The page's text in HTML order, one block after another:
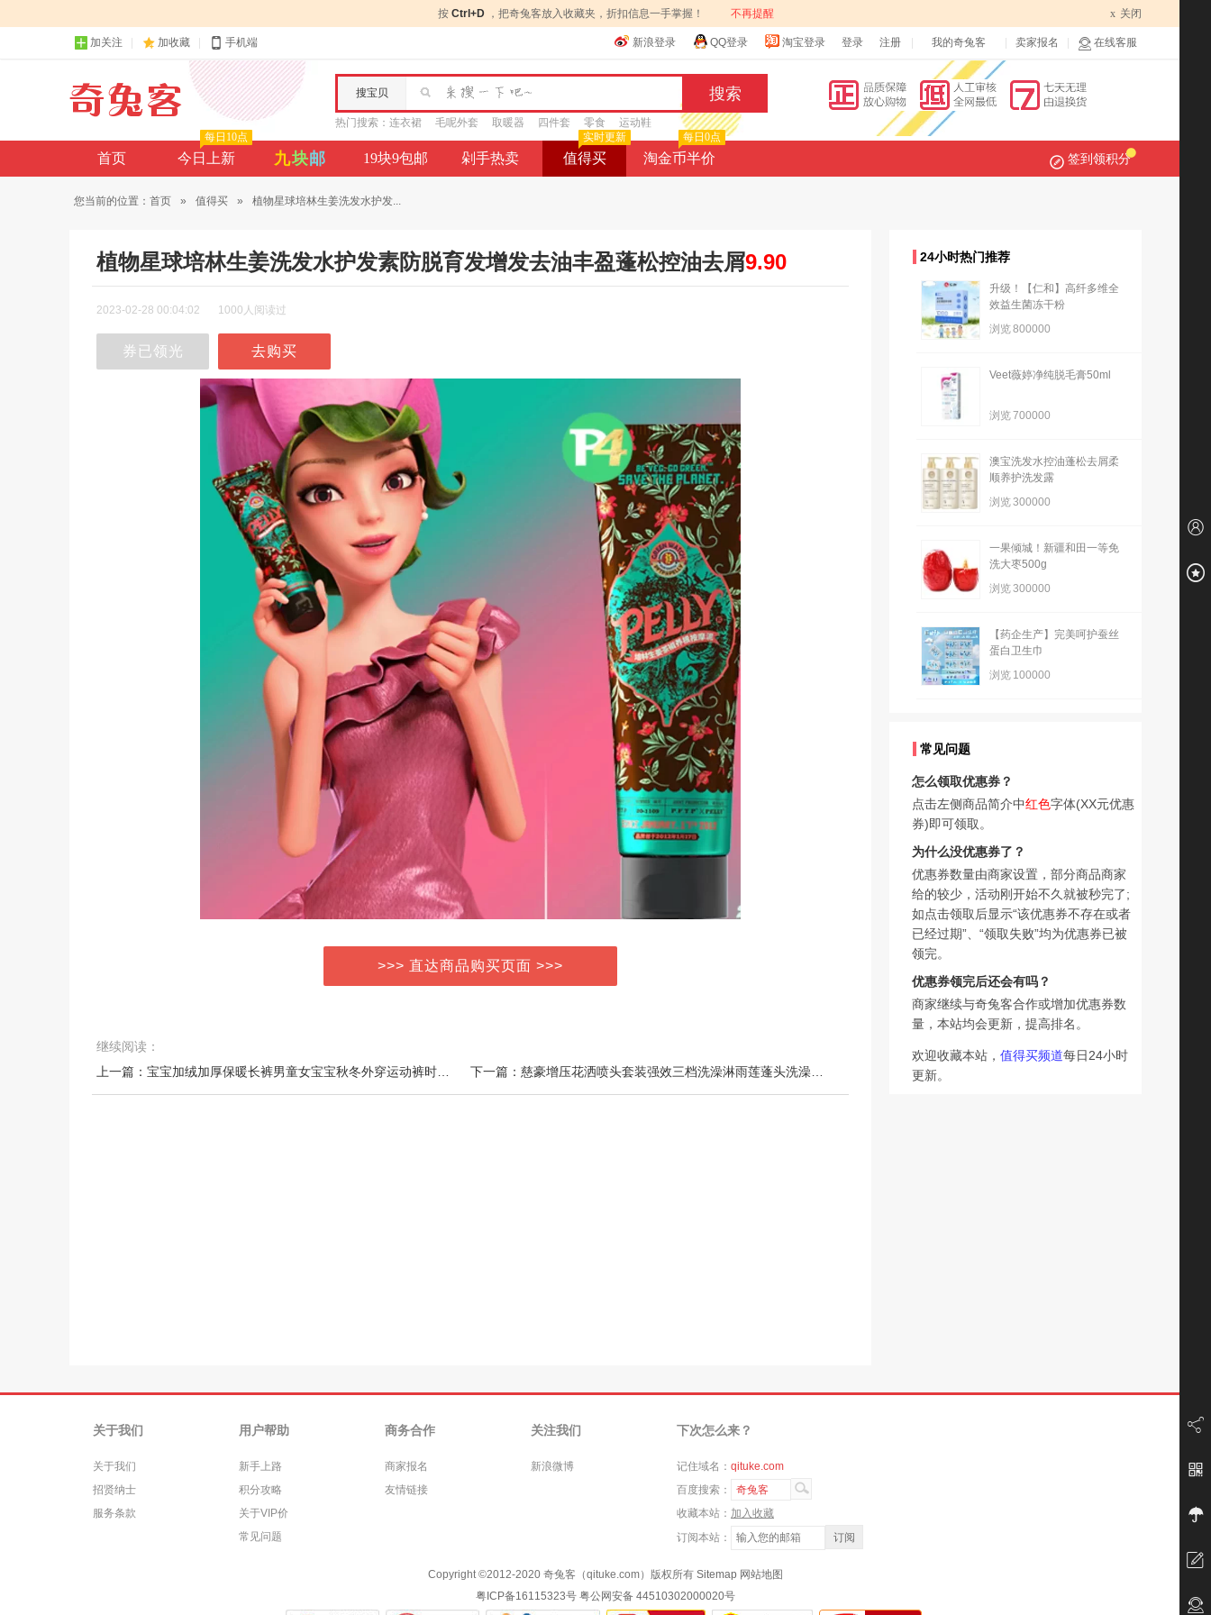
按 Ctrl+D ，把奇兔客放入收藏夹，折扣信息一手掌握！ 不再提醒 x 关闭
加关注 加收藏 手机端 新浪登录 QQ登录 淘宝登录 登录 注册 我的奇兔客 卖家报名 在线客服
搜宝贝
热门搜索： 连衣裙 毛呢外套 取暖器 四件套 零食 运动鞋
首页 今日上新
每日10点
九块邮 19块9包邮 剁手热卖 值得买
实时更新
淘金币半价
每日0点
签到领积分
您当前的位置： 首页 » 值得买 » 植物星球培林生姜洗发水护发...
植物星球培林生姜洗发水护发素防脱育发增发去油丰盈蓬松控油去屑9.90
2023-02-28 00:04:02 1000人阅读过
券已领光 去购买
>>> 直达商品购买页面 >>>
继续阅读：
24小时热门推荐
升级！【仁和】高纤多维全
效益生菌冻干粉
浏览800000
Veet薇婷净纯脱毛膏50ml
浏览700000
澳宝洗发水控油蓬松去屑柔
顺养护洗发露
浏览300000
一果倾城！新疆和田一等免
洗大枣500g
浏览300000
【药企生产】完美呵护蚕丝
蛋白卫生巾
浏览 100000
常见问题
怎么领取优惠券？
点击左侧商品简介中红色字体(XX元优惠
券)即可领取。
为什么没优惠券了？
优惠券数量由商家设置，部分商品商家
给的较少，活动刚开始不久就被秒完了;
如点击领取后显示“该优惠券不存在或者
已经过期”、“领取失败”均为优惠券已被
领完。
优惠券领完后还会有吗？
商家继续与奇兔客合作或增加优惠券数
量，本站均会更新，提高排名。
欢迎收藏本站， 值得买频道每日24小时
更新。
关于我们
关于我们
招贤纳士
服务条款
用户帮助
新手上路
积分攻略
关于VIP价
常见问题
商务合作
商家报名
友情链接
关注我们
新浪微博
下次怎么来？
记住域名： qituke.com
百度搜索：
奇兔客
收藏本站： 加入收藏
订阅本站：
Copyright ©2012-2020 奇兔客（qituke.com）版权所有 Sitemap 网站地图
粤ICP备16115323号 粤公网安备 44510302000020号